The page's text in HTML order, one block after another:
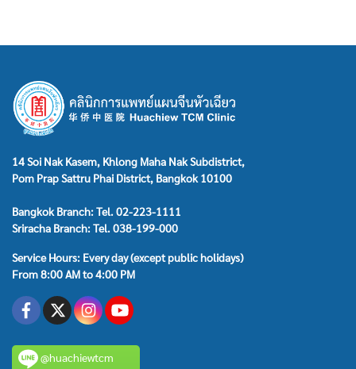
14 Soi Nak Kasem, Khlong Maha Nak Subdistrict,
Pom Prap Sattru Phai District, Bangkok 10100
Bangkok Branch: Tel. 02-223-1111
Sriracha Branch: Tel. 038-199-000
Service Hours: Every day (except public holidays)
From 8:00 AM to 4:00 PM
@huachiewtcm